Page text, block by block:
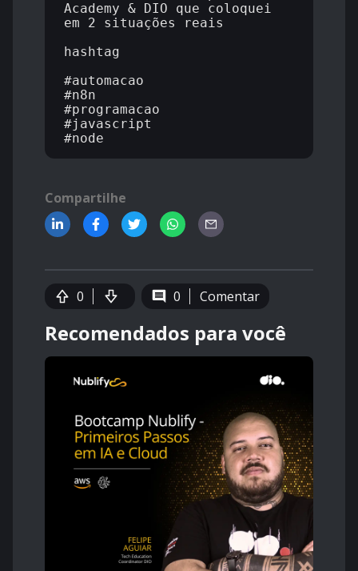
Academy & DIO que coloquei
em 2 situações reais
hashtag
#automacao
#n8n
#programacao
#javascript
Compartilhe
0 0 Comentar
Recomendados para você